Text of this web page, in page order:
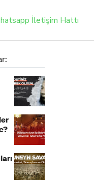
İletişim Hattı